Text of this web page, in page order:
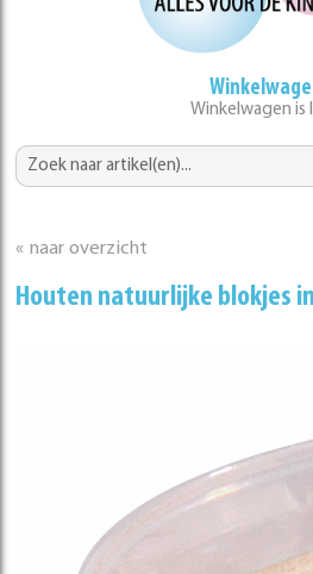
Winkelwagen is
« naar overzicht
Houten natuurlijke blokjes